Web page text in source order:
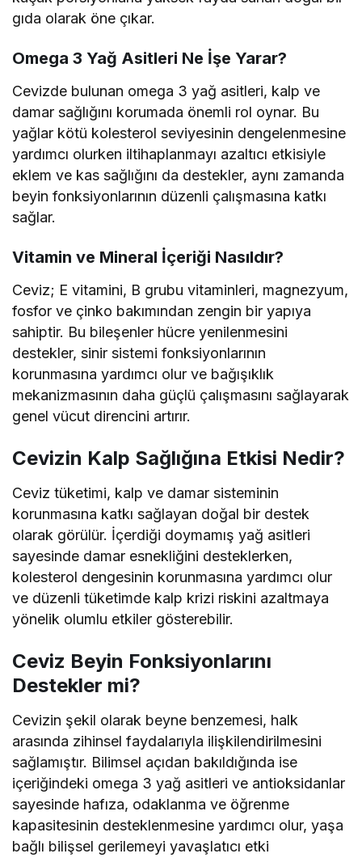
gıda olarak öne çıkar.
Omega 3 Yağ Asitleri Ne İşe Yarar?
Cevizde bulunan omega 3 yağ asitleri, kalp ve
damar sağlığını korumada önemli rol oynar. Bu
yağlar kötü kolesterol seviyesinin dengelenmesine
yardımcı olurken iltihaplanmayı azaltıcı etkisiyle
eklem ve kas sağlığını da destekler, aynı zamanda
beyin fonksiyonlarının düzenli çalışmasına katkı
sağlar.
Vitamin ve Mineral İçeriği Nasıldır?
Ceviz; E vitamini, B grubu vitaminleri, magnezyum,
fosfor ve çinko bakımından zengin bir yapıya
sahiptir. Bu bileşenler hücre yenilenmesini
destekler, sinir sistemi fonksiyonlarının
korunmasına yardımcı olur ve bağışıklık
mekanizmasının daha güçlü çalışmasını sağlayarak
genel vücut direncini artırır.
Cevizin Kalp Sağlığına Etkisi Nedir?
Ceviz tüketimi, kalp ve damar sisteminin
korunmasına katkı sağlayan doğal bir destek
olarak görülür. İçerdiği doymamış yağ asitleri
sayesinde damar esnekliğini desteklerken,
kolesterol dengesinin korunmasına yardımcı olur
ve düzenli tüketimde kalp krizi riskini azaltmaya
yönelik olumlu etkiler gösterebilir.
Ceviz Beyin Fonksiyonlarını
Destekler mi?
Cevizin şekil olarak beyne benzemesi, halk
arasında zihinsel faydalarıyla ilişkilendirilmesini
sağlamıştır. Bilimsel açıdan bakıldığında ise
içeriğindeki omega 3 yağ asitleri ve antioksidanlar
sayesinde hafıza, odaklanma ve öğrenme
kapasitesinin desteklenmesine yardımcı olur, yaşa
bağlı bilişsel gerilemeyi yavaşlatıcı etki